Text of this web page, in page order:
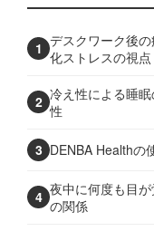
1 デスクワーク後
化ストレスの視点
2 冷え性による睡
性
3 DENBA Healthの
4 夜中に何度も目
の関係